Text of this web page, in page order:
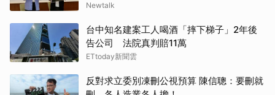
Newtalk
台中知名建案工人喝酒「摔下梯子」2年後
告公司 法院真判賠11萬
ETtoday新聞雲
反對求立委別凍刪公視預算 陳信聰：要刪就